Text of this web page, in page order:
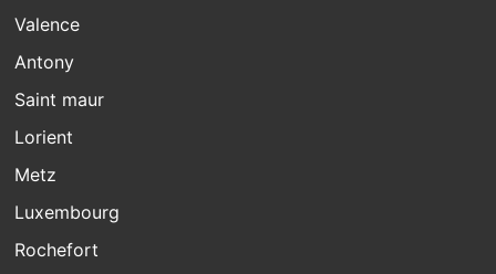
Valence
Antony
Saint maur
Lorient
Metz
Luxembourg
Rochefort